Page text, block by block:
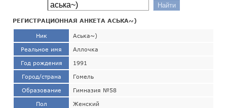
РЕГИСТРАЦИОННАЯ АНКЕТА АСЬКА~)
Ник Аська~)
Реальное имя Аллочка
Год рождения 1991
Город/страна Гомель
Образование Гимназия №58
Пол Женский